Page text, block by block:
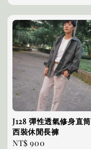
price
J128 彈性透氣修身直筒
西裝休閒長褲
Regular
NT$ 900